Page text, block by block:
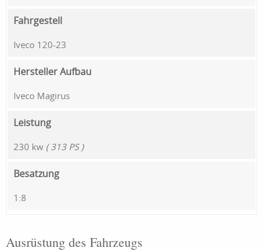
Fahrgestell
Iveco 120-23
Hersteller Aufbau
Iveco Magirus
Leistung
230 kw ( 313 PS )
Besatzung
1:8
Ausrüstung des Fahrzeugs